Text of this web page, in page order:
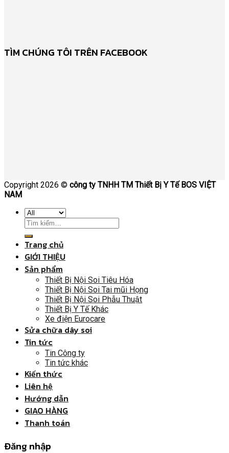
TÌM CHÚNG TÔI TRÊN FACEBOOK
Copyright 2026 © công ty TNHH TM Thiết Bị Y Tế BOS VIỆT
NAM
Trang chủ
GIỚI THIỆU
Sản phẩm
Thiết Bị Nội Soi Tiêu Hóa
Thiết Bị Nội Soi Tai mũi Họng
Thiết Bị Nội Soi Phẫu Thuật
Thiết Bị Y Tế Khác
Xe điện Eurocare
Sửa chữa dây soi
Tin tức
Tin Công ty
Tin tức khác
Kiến thức
Liên hệ
Hướng dẫn
GIAO HÀNG
Thanh toán
Đăng nhập